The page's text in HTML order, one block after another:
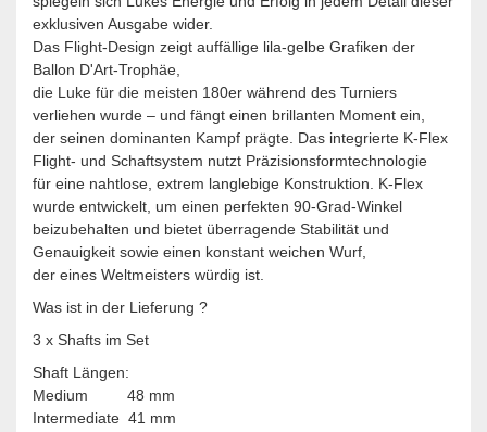
exklusiven Ausgabe wider.
Das Flight-Design zeigt auffällige lila-gelbe Grafiken der
Ballon D'Art-Trophäe,
die Luke für die meisten 180er während des Turniers
verliehen wurde – und fängt einen brillanten Moment ein,
der seinen dominanten Kampf prägte. Das integrierte K-Flex
Flight- und Schaftsystem nutzt Präzisionsformtechnologie
für eine nahtlose, extrem langlebige Konstruktion. K-Flex
wurde entwickelt, um einen perfekten 90-Grad-Winkel
beizubehalten und bietet überragende Stabilität und
Genauigkeit sowie einen konstant weichen Wurf,
der eines Weltmeisters würdig ist.
Was ist in der Lieferung ?
3 x Shafts im Set
Shaft Längen:
Medium 48 mm
Intermediate 41 mm